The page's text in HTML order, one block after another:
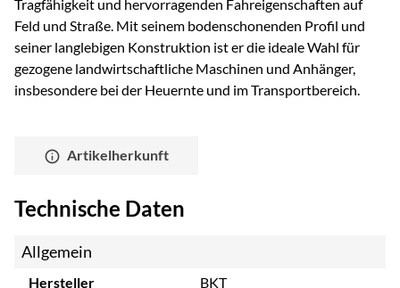
Tragfähigkeit und hervorragenden Fahreigenschaften auf
Feld und Straße. Mit seinem bodenschonenden Profil und
seiner langlebigen Konstruktion ist er die ideale Wahl für
gezogene landwirtschaftliche Maschinen und Anhänger,
insbesondere bei der Heuernte und im Transportbereich.
Artikelherkunft
Technische Daten
Allgemein
Hersteller BKT